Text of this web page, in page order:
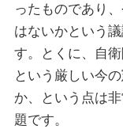
ったものであり
はないかという
す。とくに、自
という厳しい今
か、という点は
題です。